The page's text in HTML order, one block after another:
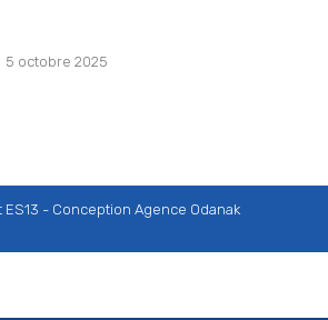
5 octobre 2025
- Conception Agence Odanak